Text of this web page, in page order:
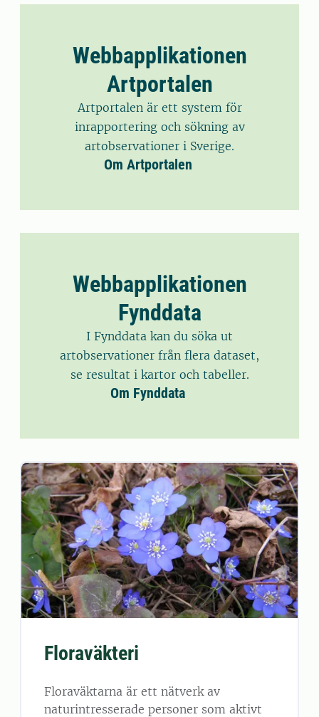
Webbapplikationen
Artportalen
Artportalen är ett system för
inrapportering och sökning av
artobservationer i Sverige.
Om Artportalen
Webbapplikationen
Fynddata
I Fynddata kan du söka ut
artobservationer från flera dataset,
se resultat i kartor och tabeller.
Om Fynddata
Floraväkteri
Floraväktarna är ett nätverk av
naturintresserade personer som aktivt